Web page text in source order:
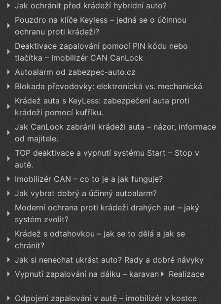
Jak ochránit před krádeží hybridní auto?
Pouzdro na klíče Keyless – jedná se o účinnou
ochranu proti krádeži?
Deaktivace zapalování pomocí PIN kódu nebo
tlačítka – Imobilizér CAN CanLock
Autoalarm od zabezpec-auto.cz
Blokada převodovky: elektronická vs. mechanická
Krádež auta s KeyLess: zabezpečení auta proti
krádeži pomocí kufříku.
Jak CanLock zabránil krádeži auta – názor, informace
od majitele.
TOP deaktivace a vypnutí systému Start – Stop v
autě.
Imobilizér CAN – co to je a jak funguje?
Jak vybrat dobrý a účinný autoalarm?
Moderní ochrana proti krádeži drahých aut – jaký
systém zvolit?
Krádež s odtahovkou – jak se to dělá a jak se
chránit?
Jak si nenechat ukrást auto? Rady a dobré návyky
Vypnutí zapalování na dálku – karavan
Realizace
Odpojení zapalování v autě – imobilizér v kostce